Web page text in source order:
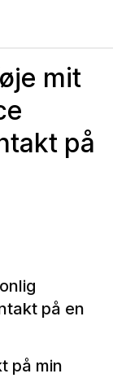
mit
på
på en
på min